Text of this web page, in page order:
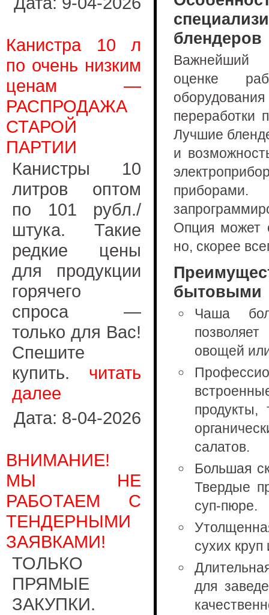
Канистра 10 л
по очень низким
ценам —
РАСПРОДАЖА
СТАРОЙ
ПАРТИИ
Канистры 10
литров оптом
по 101 рубл./
штука. Такие
редкие цены
для продукции
горячего
спроса —
только для Вас!
Спешите
купить. читать
далее
Дата: 8-04-2026
ВНИМАНИЕ!
МЫ НЕ
РАБОТАЕМ С
ТЕНДЕРНЫМИ
ЗАЯВКАМИ!
ТОЛЬКО
ПРЯМЫЕ
ЗАКУПКИ.
блендеров
оценке
переработки
Лучшие
и
Опция может
но, скорее
бытовыми
Чаша
овощей
салатов.
Большая
Твердые
суп-пюре.
сухих круп
для